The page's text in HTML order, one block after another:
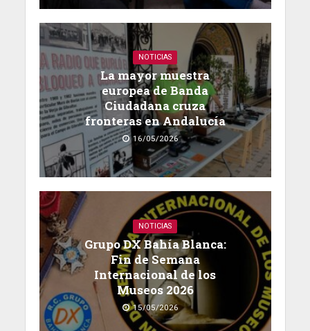
NOTICIAS
La mayor muestra
europea de Banda
Ciudadana cruza
fronteras en Andalucía
16/05/2026
NOTICIAS
Grupo DX Bahía Blanca:
Fin de Semana
Internacional de los
Museos 2026
15/05/2026